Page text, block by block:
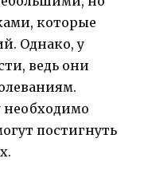
которые
Однако, у
ведь они
необходимо
постигнуть